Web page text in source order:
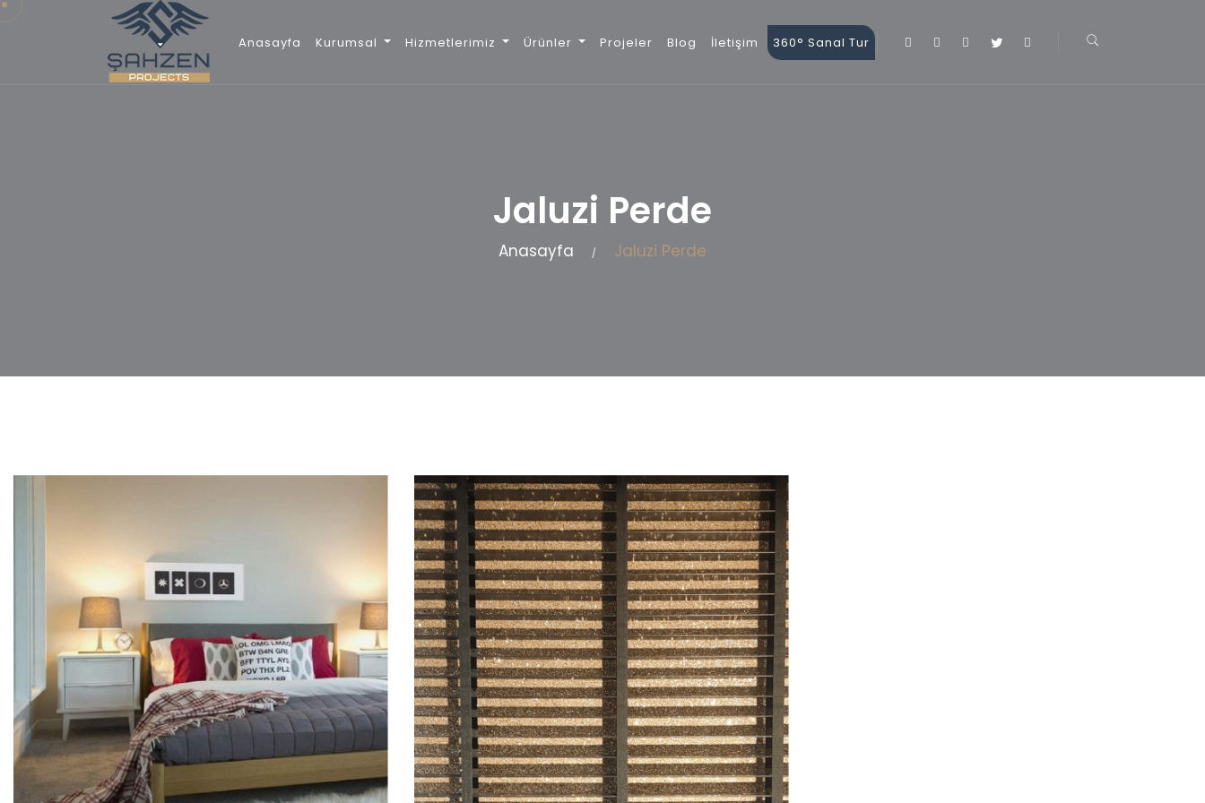
Anasayfa Kurumsal Hizmetlerimiz Ürünler Projeler Blog İletişim 360° Sanal Tur
Jaluzi Perde
Anasayfa / Jaluzi Perde